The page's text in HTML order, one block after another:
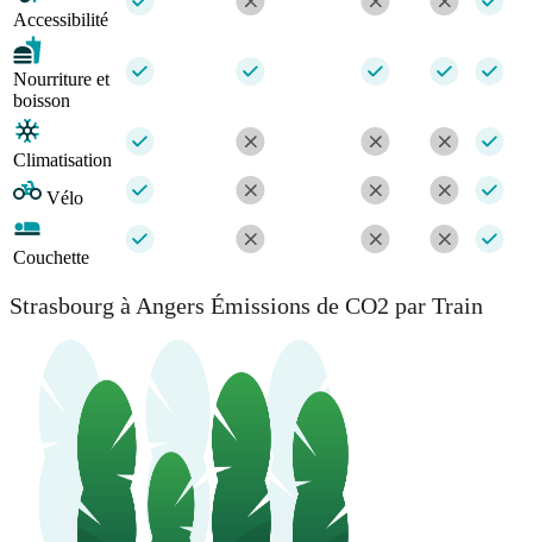
Accessibilité
Nourriture et
boisson
Climatisation
Vélo
Couchette
Strasbourg à Angers Émissions de CO2 par Train